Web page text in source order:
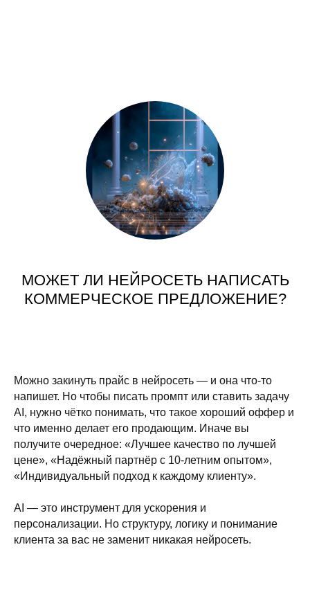
МОЖЕТ ЛИ НЕЙРОСЕТЬ НАПИСАТЬ
КОММЕРЧЕСКОЕ ПРЕДЛОЖЕНИЕ?
Можно закинуть прайс в нейросеть — и она что-то
напишет. Но чтобы писать промпт или ставить задачу
AI, нужно чётко понимать, что такое хороший оффер и
что именно делает его продающим. Иначе вы
получите очередное: «Лучшее качество по лучшей
цене», «Надёжный партнёр с 10-летним опытом»,
«Индивидуальный подход к каждому клиенту».
AI — это инструмент для ускорения и
персонализации. Но структуру, логику и понимание
клиента за вас не заменит никакая нейросеть.